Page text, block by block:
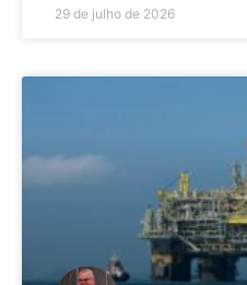
29 de julho de 2026